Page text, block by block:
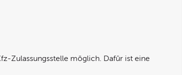
Zulassungsstelle möglich. Dafür ist eine